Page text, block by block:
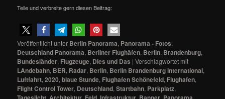
Teile und verbreite gern diesen Beitrag:
Veröffentlicht unter Berlin Panorama, Panorama - Fotos,
Deutschland Panorama, Berliner Flughäfen, Berlin, Brandenburg,
Bundesländer, Flugzeuge, Dies und Das |Verschlagwortet mit
LAndebahn, BER, Radar, Berlin, Berlin Brandenburg International,
Luftfahrt,2020,blaue Stunde, Flughafen Schönefeld, Flughafen,
Flight Control Tower, Deutschland,Startbahn, Parkplatz,
, , , , , ,